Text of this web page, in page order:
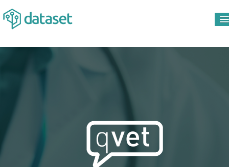
BLOG
CONTACTOS